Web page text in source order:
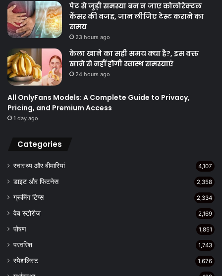
पेट से जुड़ी समस्या बन न जाए कोलोरेक्टल
कैंसर की वजह, जान लीजिए टेस्ट कराने का
समय
23 hours ago
केला खाने का सही समय क्‍या है?, इस वक्त
खाने से नहीं होंगी स्वास्थ समस्याएं
24 hours ago
All OnlyFans Models: A Complete Guide to Privacy,
Pricing, and Premium Access
1 day ago
Categories
स्वास्थ्य और बीमारियां 4,107
डाइट और फिटनेस 2,358
ग्रूमिंग टिप्स 2,334
वेब स्टोरीज 2,169
पोषण 1,851
परवरिश 1,743
स्पेशलिस्ट 1,676